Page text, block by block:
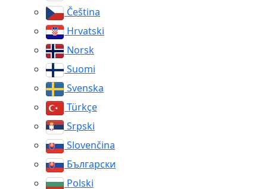
Čeština
Hrvatski
Norsk
Suomi
Svenska
Türkçe
Srpski
Slovenčina
Български
Polski